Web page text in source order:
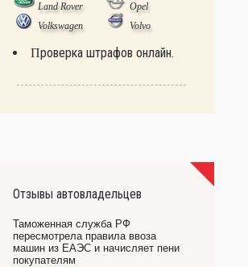
Land Rover
Opel
Volkswagen
Volvo
Проверка штрафов онлайн.
Отзывы автовладельцев
Таможенная служба РФ
пересмотрела правила ввоза
машин из ЕАЭС и начисляет пени
покупателям